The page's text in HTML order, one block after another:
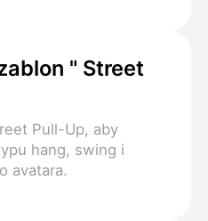
" Street
Pull-Up, aby
hang, swing i
avatara.